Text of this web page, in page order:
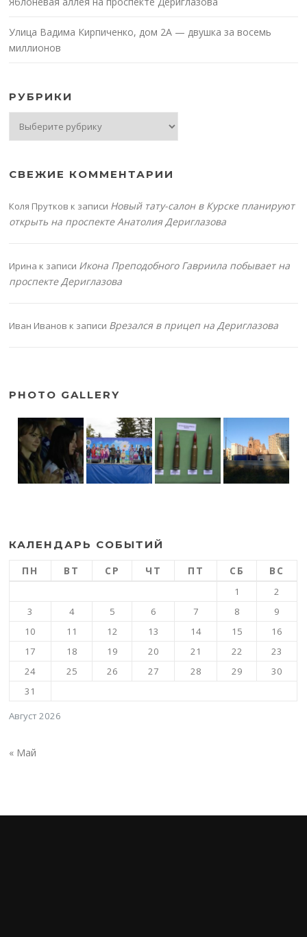
Улица Вадима Кирпиченко, дом 2А — двушка за восемь
миллионов
РУБРИКИ
СВЕЖИЕ КОММЕНТАРИИ
Коля Прутков к записи Новый тату-салон в Курске планируют
открыть на проспекте Анатолия Дериглазова
Ирина к записи Икона Преподобного Гавриила побывает на
проспекте Дериглазова
Иван Иванов к записи Врезался в прицеп на Дериглазова
PHOTO GALLERY
КАЛЕНДАРЬ СОБЫТИЙ
Август 2026
ПН ВТ СР ЧТ ПТ СБ ВС
1
2
3
4 5 6 7 8
9
10
11 12 13 14 15
16
17
18 19 20 21 22
23
24
25 26 27 28 29
30
31
« Май